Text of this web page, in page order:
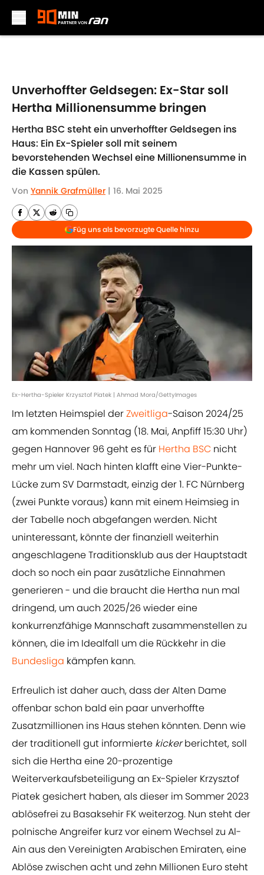
Unverhoffter Geldsegen: Ex-Star soll
Hertha Millionensumme bringen
Hertha BSC steht ein unverhoffter Geldsegen ins
Haus: Ein Ex-Spieler soll mit seinem
bevorstehenden Wechsel eine Millionensumme in
die Kassen spülen.
Von Yannik Grafmüller | 16. Mai 2025
Füg uns als bevorzugte Quelle hinzu
Ex-Hertha-Spieler Krzysztof Piatek | Ahmad Mora/GettyImages
Im letzten Heimspiel derZweitliga-Saison 2024/25
am kommenden Sonntag (18. Mai, Anpfiff 15:30 Uhr)
gegen Hannover 96 geht es für Hertha BSC nicht
mehr um viel. Nach hinten klafft eine Vier-Punkte-
Lücke zum SV Darmstadt, einzig der 1. FC Nürnberg
(zwei Punkte voraus) kann mit einem Heimsieg in
der Tabelle noch abgefangen werden. Nicht
uninteressant, könnte der finanziell weiterhin
angeschlagene Traditionsklub aus der Hauptstadt
doch so noch ein paar zusätzliche Einnahmen
generieren - und die braucht die Hertha nun mal
dringend, um auch 2025/26 wieder eine
konkurrenzfähige Mannschaft zusammenstellen zu
können, die im Idealfall um die Rückkehr in die
Bundesliga kämpfen kann.
Erfreulich ist daher auch, dass der Alten Dame
offenbar schon bald ein paar unverhoffte
Zusatzmillionen ins Haus stehen könnten. Denn wie
der traditionell gut informierte kickerberichtet, soll
sich die Hertha eine 20-prozentige
Weiterverkaufsbeteiligung an Ex-Spieler Krzysztof
Piatek gesichert haben, als dieser im Sommer 2023
ablösefrei zu Basaksehir FK weiterzog. Nun steht der
polnische Angreifer kurz vor einem Wechsel zu Al-
Ain aus den Vereinigten Arabischen Emiraten, eine
Ablöse zwischen acht und zehn Millionen Euro steht